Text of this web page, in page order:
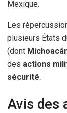
Mexique.
Les
plusieurs États
(dont
des actions
sécurité.
Avis des